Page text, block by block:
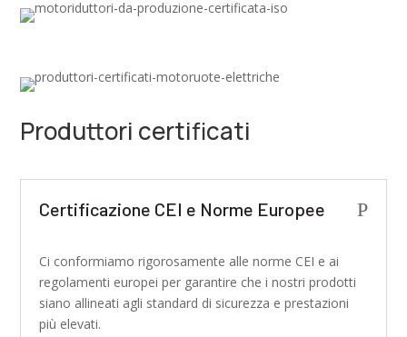
Produttori certificati
Certificazione CEI e Norme Europee P
Ci conformiamo rigorosamente alle norme CEI e ai
regolamenti europei per garantire che i nostri prodotti
siano allineati agli standard di sicurezza e prestazioni
più elevati.